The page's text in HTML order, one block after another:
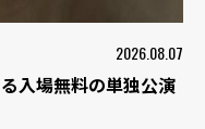
2026.08.07
入場無料の単独公演